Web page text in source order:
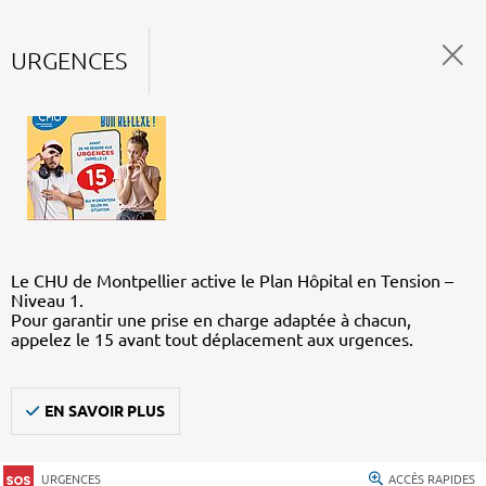
URGENCES
Le CHU de Montpellier active le Plan Hôpital en Tension –
Niveau 1.
Pour garantir une prise en charge adaptée à chacun,
appelez le 15 avant tout déplacement aux urgences.
EN SAVOIR PLUS
URGENCES ACCÈS RAPIDES